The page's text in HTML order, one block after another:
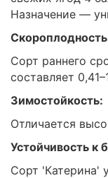
Назначение —
Сорт раннего
составляет
Зимостойкость:
Отличается
Устойчивость к
Сорт 'Катерина'